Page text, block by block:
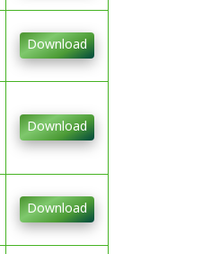
Download
Download
Download